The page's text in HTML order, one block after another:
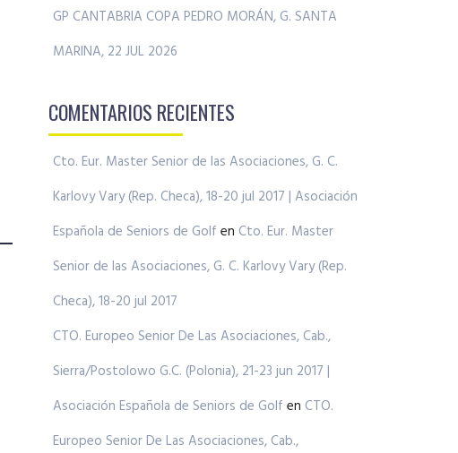
GP CANTABRIA COPA PEDRO MORÁN, G. SANTA
MARINA, 22 JUL 2026
COMENTARIOS RECIENTES
Cto. Eur. Master Senior de las Asociaciones, G. C.
Karlovy Vary (Rep. Checa), 18-20 jul 2017 | Asociación
Española de Seniors de Golf en Cto. Eur. Master
Senior de las Asociaciones, G. C. Karlovy Vary (Rep.
Checa), 18-20 jul 2017
CTO. Europeo Senior De Las Asociaciones, Cab.,
Sierra/Postolowo G.C. (Polonia), 21-23 jun 2017 |
Asociación Española de Seniors de Golf en CTO.
Europeo Senior De Las Asociaciones, Cab.,